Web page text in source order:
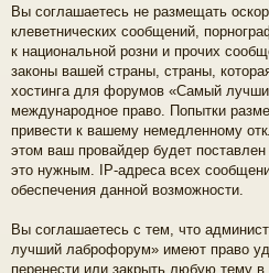
Вы соглашаетесь не размещать
клеветнических сообщений,
к национальной розни и прочих
законы вашей страны, страны,
хостинга для форумов «Самый
международное право. Попытки
привести к вашему немедленному
этом ваш провайдер будет
это нужным. IP-адреса всех
обеспечения данной возможности.
Вы соглашаетесь с тем, что
лучший лаброфорум» имеют право
перенести или закрыть любую тему